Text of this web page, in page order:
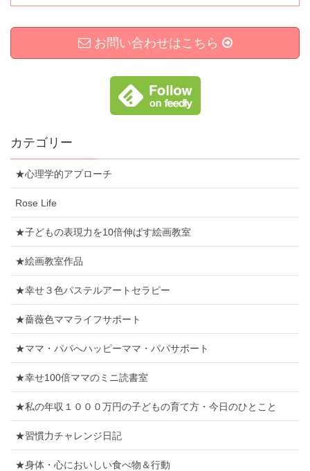
お問い合わせはこちら
カテゴリー
★心理学的アプローチ
Rose Life
★子どもの表現力を10倍伸ばす絵画教室
★絵画教室作品
★幸せ３色パステルアートセラピー
★薔薇色ママライフサポート
★ママ・パパへハッピーママ・パパサポート
★幸せ100倍ママのミニ読書室
★私の年収１０００万円の子どもの育て方・今日のひとこと
★習慣力チャレンジ日記
★身体・心においしい食べ物＆行動